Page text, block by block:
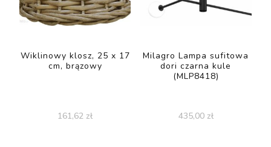
Wiklinowy klosz, 25 x 17
cm, brązowy
161,62 zł
Milagro Lampa sufitowa
dori czarna kule
(MLP8418)
435,00 zł